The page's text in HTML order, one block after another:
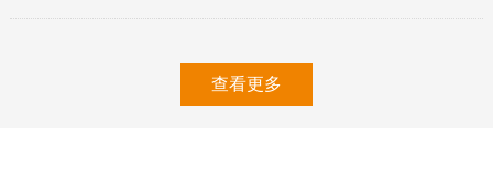
查看更多